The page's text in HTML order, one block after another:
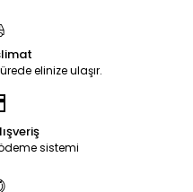
elinize ulaşır.
sistemi